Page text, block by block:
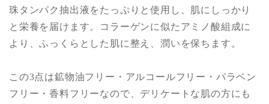
珠タンパク抽出液をたっぷりと使用し、肌にしっかり
と栄養を届けます。コラーゲンに似たアミノ酸組成に
より、ふっくらとした肌に整え、潤いを保ちます。
この3点は鉱物油フリー・アルコールフリー・パラベン
フリー・香料フリーなので、デリケートな肌の方にも